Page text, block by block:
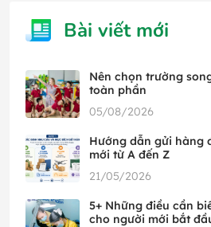
Bài viết mới
Nên chọn trường
toàn phần
05/08/2026
Hướng dẫn gửi hàng
mới từ A đến Z
21/05/2026
5+ Những điều cần
cho người mới bắt